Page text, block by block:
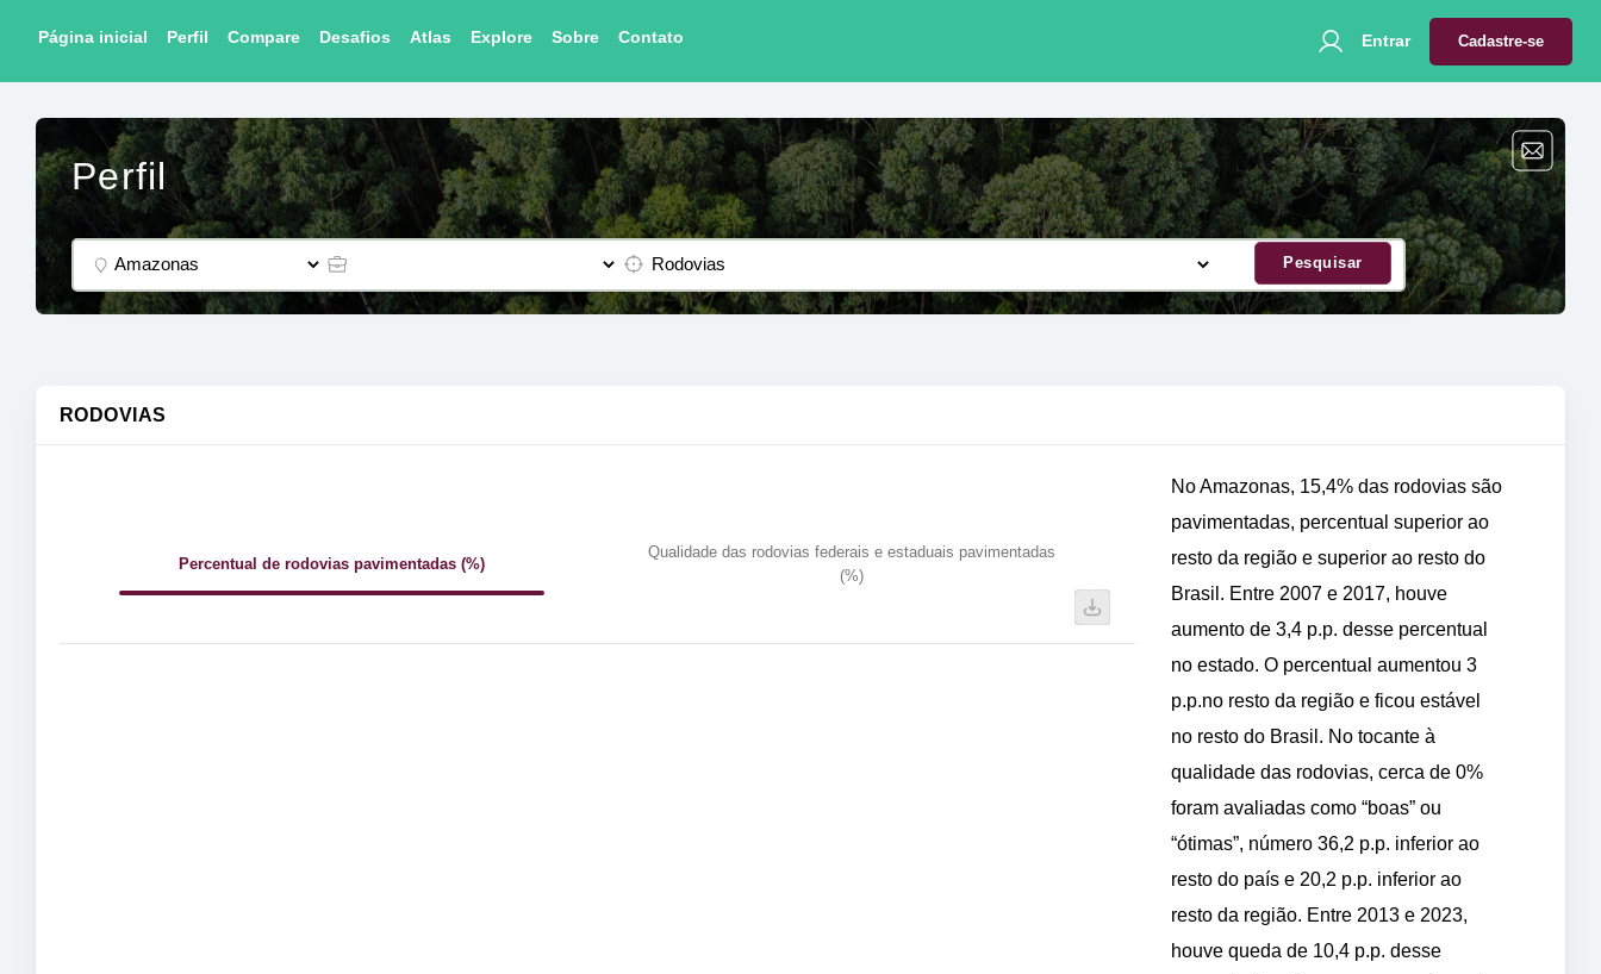
Página inicial Perfil Compare Desafios Atlas Explore Sobre Contato Entrar Cadastre-se
Perfil
Pesquisar
RODOVIAS
Percentual de rodovias pavimentadas (%)
Qualidade das rodovias federais e estaduais pavimentadas
(%)
No Amazonas, 15,4% das rodovias são
pavimentadas, percentual superior ao
resto da região e superior ao resto do
Brasil. Entre 2007 e 2017, houve
aumento de 3,4 p.p. desse percentual
no estado. O percentual aumentou 3
p.p.no resto da região e ficou estável
no resto do Brasil. No tocante à
qualidade das rodovias, cerca de 0%
foram avaliadas como “boas” ou
“ótimas”, número 36,2 p.p. inferior ao
resto do país e 20,2 p.p. inferior ao
resto da região. Entre 2013 e 2023,
houve queda de 10,4 p.p. desse